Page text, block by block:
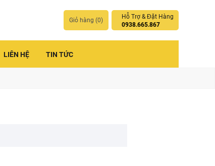
Giỏ hàng (0)
Hỗ Trợ & Đặt Hàng
0938.665.867
LIÊN HỆ TIN TỨC